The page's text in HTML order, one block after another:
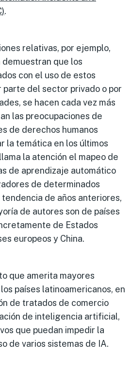
).
relativas, por ejemplo,
demuestran que los
con el uso de estos
parte del sector privado o por
se hacen cada vez más
las preocupaciones de
de derechos humanos
la temática en los últimos
la atención el mapeo de
de aprendizaje automático
de determinados
de años anteriores,
de autores son de países
de Estados
europeos y China.
que amerita mayores
países latinoamericanos, en
de tratados de comercio
de inteligencia artificial,
que puedan impedir la
de varios sistemas de IA.